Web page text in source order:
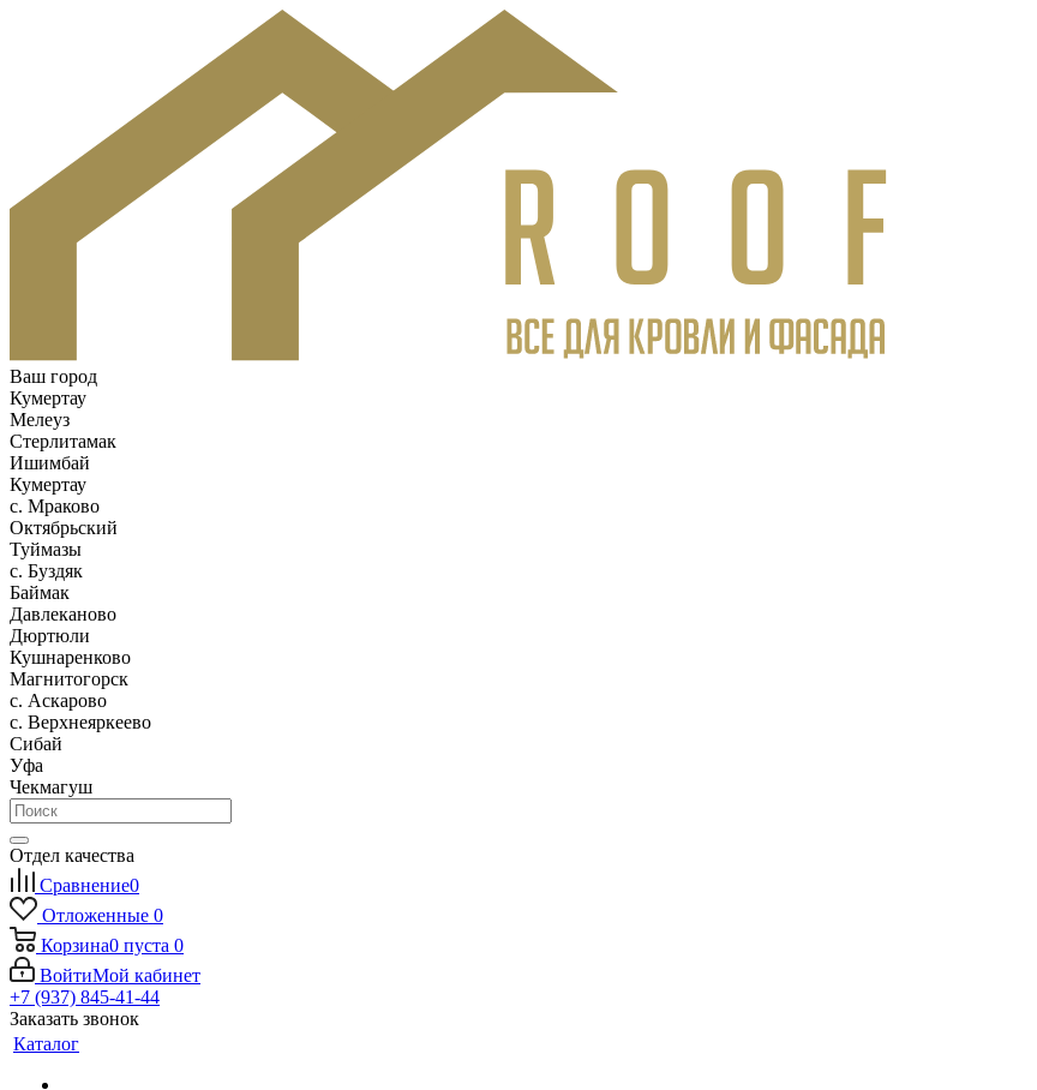
Ваш город
Кумертау
Мелеуз
Стерлитамак
Ишимбай
Кумертау
c. Мраково
Октябрьский
Туймазы
c. Буздяк
Баймак
Давлеканово
Дюртюли
Кушнаренково
Магнитогорск
с. Аскарово
с. Верхнеяркеево
Сибай
Уфа
Чекмагуш
Отдел качества
Сравнение0
Отложенные 0
Корзина0 пуста 0
ВойтиМой кабинет
+7 (937) 845-41-44
Заказать звонок
Каталог